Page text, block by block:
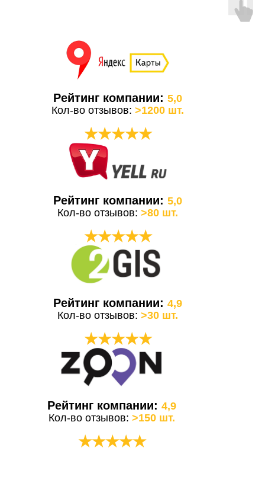
Рейтинг компании:5,0
Кол-во отзывов:>1200 шт.
★★★★★
Рейтинг компании:5,0
Кол-во отзывов:>80 шт.
★★★★★
Рейтинг компании:4,9
Кол-во отзывов:>30 шт.
★★★★★
Рейтинг компании:4,9
Кол-во отзывов:>150 шт.
★★★★★